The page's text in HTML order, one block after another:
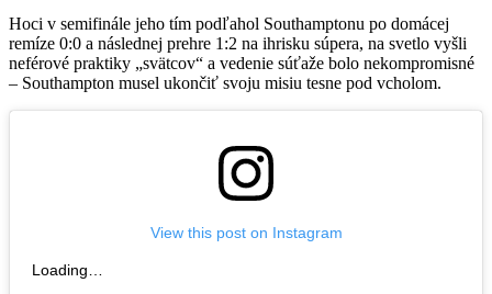
Hoci v semifinále jeho tím podľahol Southamptonu po domácej
remíze 0:0 a následnej prehre 1:2 na ihrisku súpera, na svetlo vyšli
neférové praktiky „svätcov“ a vedenie súťaže bolo nekompromisné
– Southampton musel ukončiť svoju misiu tesne pod vcholom.
View this post on Instagram
Loading…